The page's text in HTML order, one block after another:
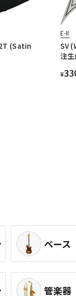
(Satin
E-II
SV
注生
¥
ベース
管楽器